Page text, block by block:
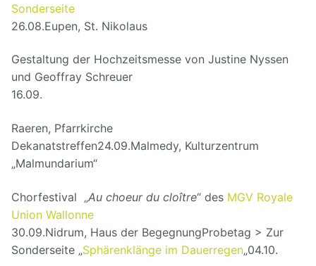
Sonderseite
26.08.Eupen, St. Nikolaus
Gestaltung der Hochzeitsmesse von Justine Nyssen
und Geoffray Schreuer
16.09.
Raeren, Pfarrkirche
Dekanatstreffen24.09.Malmedy, Kulturzentrum
„Malmundarium“
Chorfestival „Au choeur du cloître“ des MGV Royale
Union Wallonne
30.09.Nidrum, Haus der BegegnungProbetag > Zur
Sonderseite „Sphärenklänge im Dauerregen„04.10.